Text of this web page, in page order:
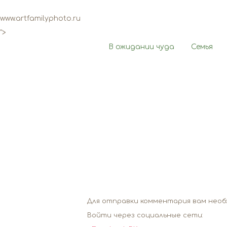
www.artfamilyphoto.ru
">
В ожидании чуда
Семья
Для отправки комментария вам
Войти через социальные сети: